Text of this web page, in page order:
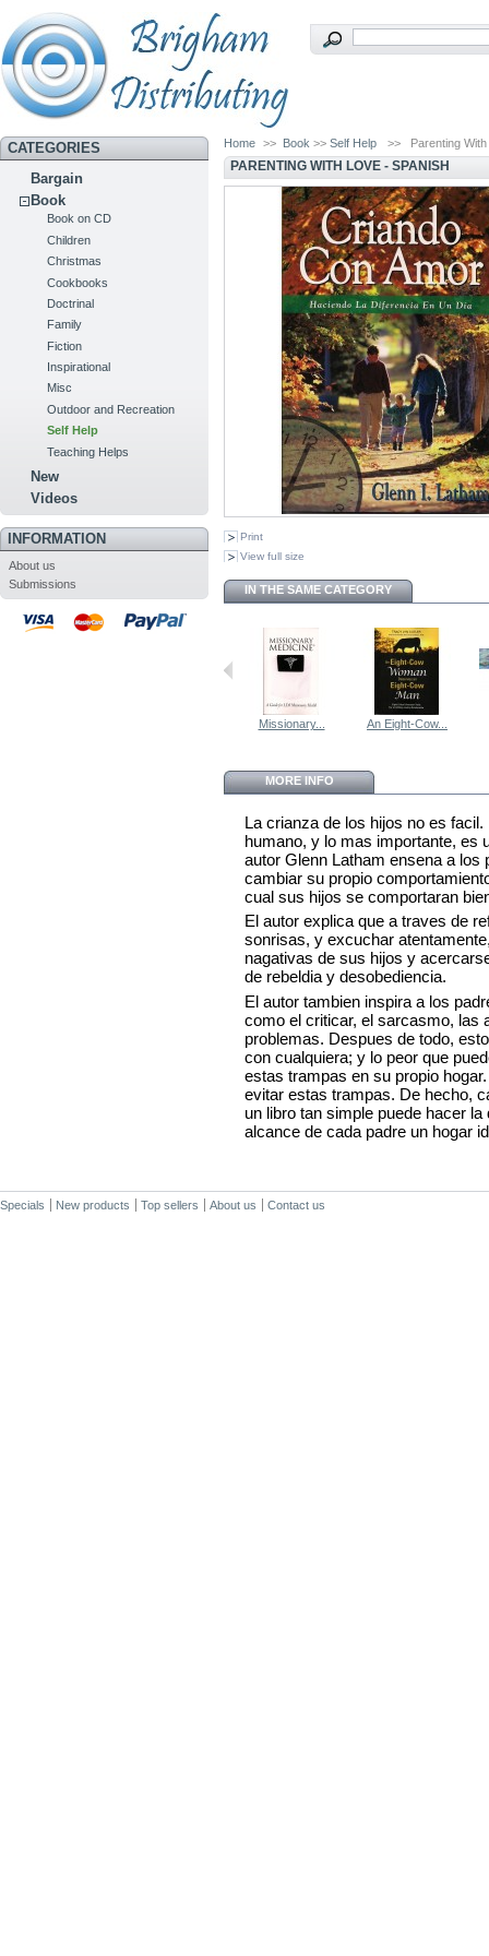
CATEGORIES
Bargain
Book
Book on CD
Children
Christmas
Cookbooks
Doctrinal
Family
Fiction
Inspirational
Misc
Outdoor and Recreation
Self Help
Teaching Helps
New
Videos
INFORMATION
About us
Submissions
Home >> Book >>Self Help >> Parenting
PARENTING WITH LOVE - SPANISH
Print
View full size
IN THE SAME CATEGORY
Missionary... An Eight-Cow...
MORE INFO
La crianza de los hijos no es
humano, y lo mas importante, es
autor Glenn Latham ensena a
cambiar su propio
cual sus hijos se comportaran
El autor explica que a traves de
sonrisas, y excuchar
nagativas de sus hijos y
de rebeldia y desobediencia.
El autor tambien inspira a los
como el criticar, el sarcasmo, las
problemas. Despues de todo,
con cualquiera; y lo peor que
estas trampas en su propio
evitar estas trampas. De hecho,
un libro tan simple puede hacer
alcance de cada padre un hogar
Specials New products Top sellers About us Contact us